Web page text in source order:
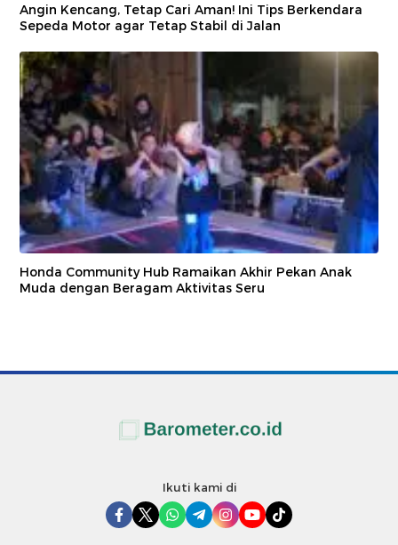
Angin Kencang, Tetap Cari Aman! Ini Tips Berkendara
Sepeda Motor agar Tetap Stabil di Jalan
Honda Community Hub Ramaikan Akhir Pekan Anak
Muda dengan Beragam Aktivitas Seru
Ikuti kami di